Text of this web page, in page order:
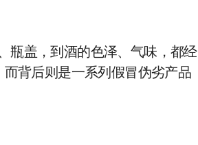
瓶盖，到酒的色泽、气味，都经
而背后则是一系列假冒伪劣产品